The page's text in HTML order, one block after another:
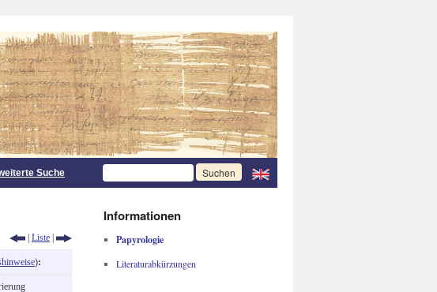
Suche
| Liste |
):
Informationen
Papyrologie
Literaturabkürzungen